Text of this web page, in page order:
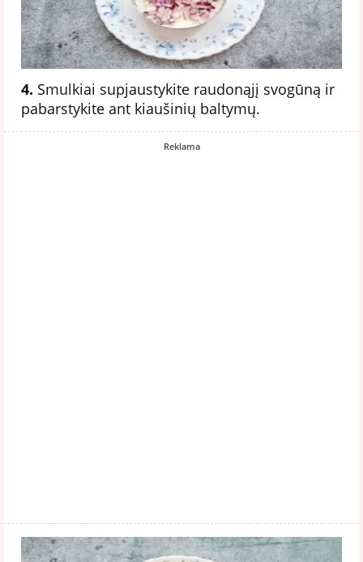
4. Smulkiai supjaustykite raudonąjį svogūną ir
pabarstykite ant kiaušinių baltymų.
Reklama